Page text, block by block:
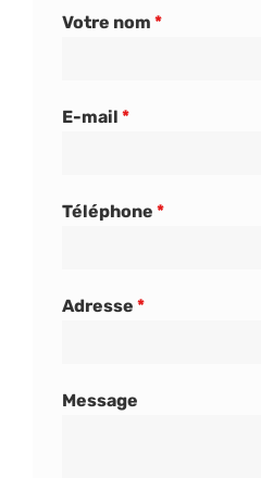
Votre nom*
E-mail*
Téléphone*
Adresse*
Message